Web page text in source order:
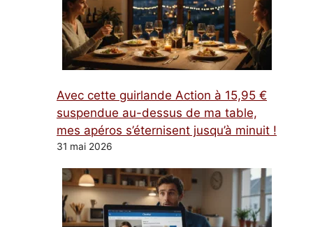
Avec cette guirlande Action à 15,95 €
suspendue au-dessus de ma table,
mes apéros s’éternisent jusqu’à minuit !
31 mai 2026